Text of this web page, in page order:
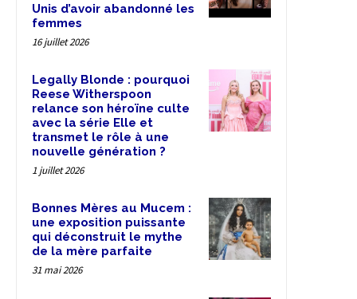
Unis d’avoir abandonné les
femmes
16 juillet 2026
Legally Blonde : pourquoi
Reese Witherspoon
relance son héroïne culte
avec la série Elle et
transmet le rôle à une
nouvelle génération ?
1 juillet 2026
Bonnes Mères au Mucem :
une exposition puissante
qui déconstruit le mythe
de la mère parfaite
31 mai 2026